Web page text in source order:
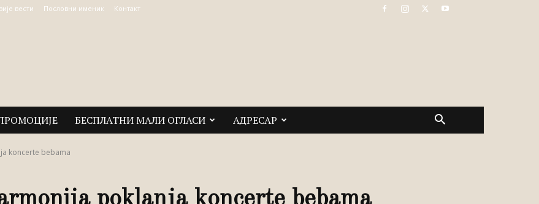
вести Пословни именик Контакт
БЕСПЛАТНИ МАЛИ ОГЛАСИ АДРЕСАР
koncerte bebama